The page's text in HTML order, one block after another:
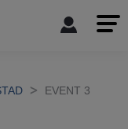
EVENT 3